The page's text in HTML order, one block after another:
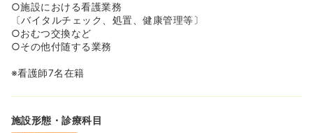
○施設における看護業務
〔バイタルチェック、処置、健康管理等〕
○おむつ交換など
○その他付随する業務
※看護師7名在籍
施設形態・診療科目